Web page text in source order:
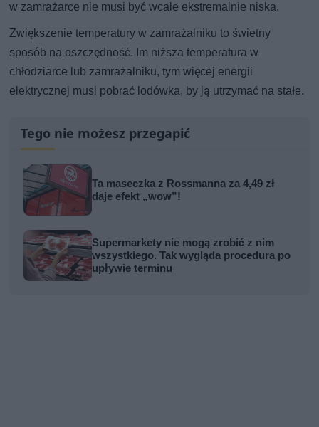
w zamrażarce nie musi być wcale ekstremalnie niska.
Zwiększenie temperatury w zamrażalniku to świetny
sposób na oszczędność. Im niższa temperatura w
chłodziarce lub zamrażalniku, tym więcej energii
elektrycznej musi pobrać lodówka, by ją utrzymać na stałe.
Tego nie możesz przegapić
Ta maseczka z Rossmanna za 4,49 zł
daje efekt „wow”!
Supermarkety nie mogą zrobić z nim
wszystkiego. Tak wygląda procedura po
upływie terminu